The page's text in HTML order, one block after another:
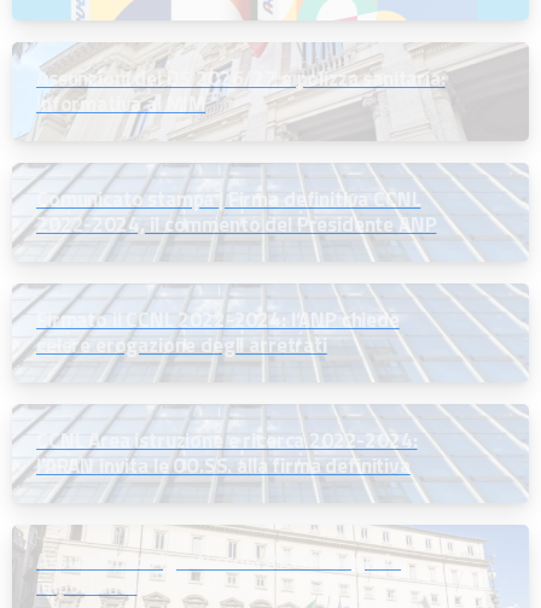
Assunzioni dei DS 2026/27 e polizza sanitaria:
informativa al MIM
Comunicato stampa | Firma definitiva CCNL
2022-2024, il commento del Presidente ANP
Firmato il CCNL 2022-2024: l’ANP chiede
celere erogazione degli arretrati
CCNL Area istruzione e ricerca 2022-2024:
l’ARAN invita le OO.SS. alla firma definitiva
Assunzioni dirigenti scolastici: un segnale
importante